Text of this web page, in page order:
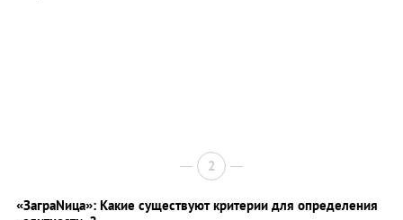
2
«ЗаграNица»: Какие существуют критерии для определения